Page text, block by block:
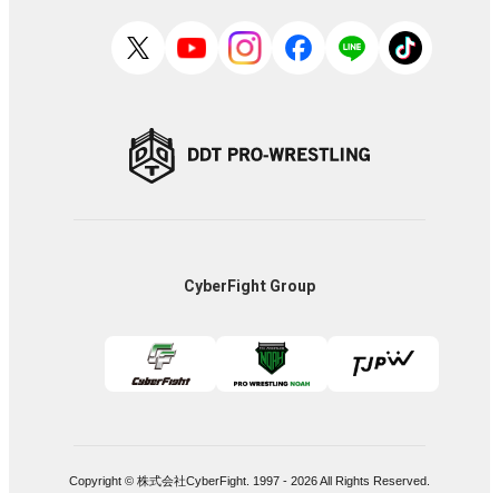
CyberFight Group
Copyright © 株式会社CyberFight. 1997 - 2026All Rights Reserved.